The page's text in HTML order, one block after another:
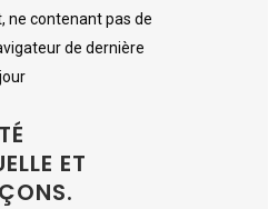
ne contenant pas de
de dernière
ET